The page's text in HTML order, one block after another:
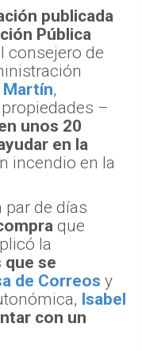
publicada
Pública
consejero de
Martín,
–
unos 20
en la
incendio en la
par de días
que
la
que se
de Correos y
Isabel
con un